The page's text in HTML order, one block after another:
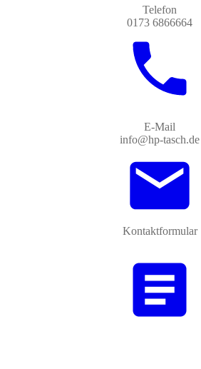
Telefon
0173 6866664
E-Mail
info@hp-tasch.de
Kontaktformular